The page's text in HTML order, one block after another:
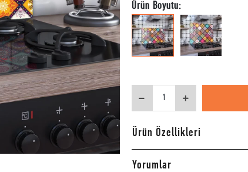
Ürün Boyutu:
Ürün Özellikleri
Yorumlar